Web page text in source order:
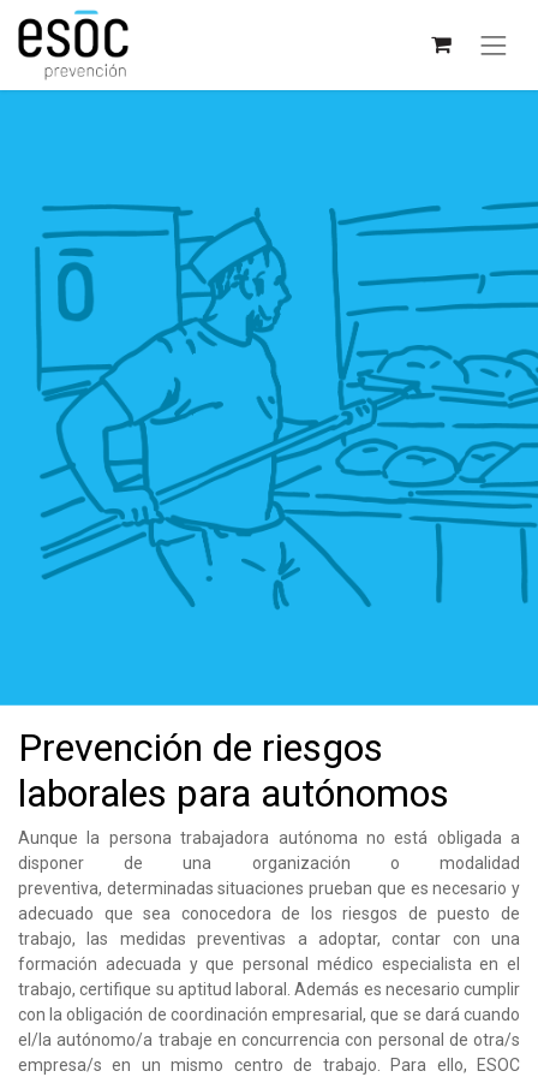
Prevención de riesgos
laborales para autónomos
Aunque la persona trabajadora autónoma no está obligada a
disponer de una organización o modalidad
preventiva, determinadas situaciones prueban que es necesario y
adecuado que sea conocedora de los riesgos de puesto de
trabajo, las medidas preventivas a adoptar, contar con una
formación adecuada y que personal médico especialista en el
trabajo, certifique su aptitud laboral. Además es necesario cumplir
con la obligación de coordinación empresarial, que se dará cuando
el/la autónomo/a trabaje en concurrencia con personal de otra/s
empresa/s en un mismo centro de trabajo. Para ello, ESOC